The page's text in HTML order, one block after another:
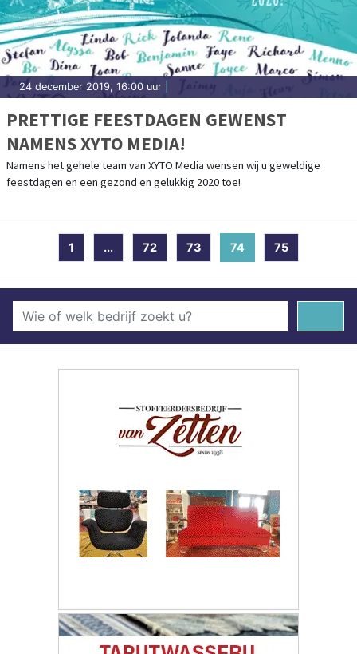
24 december 2019, 16:00 uur
PRETTIGE FEESTDAGEN GEWENST
NAMENS XYTO MEDIA!
Namens het gehele team van XYTO Media wensen wij u geweldige
feestdagen en een gezond en gelukkig 2020 toe!
1 ... 72 73 74 (current)
75